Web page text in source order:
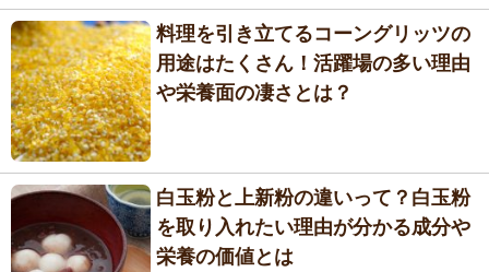
料理を引き立てるコーングリッツの
用途はたくさん！活躍場の多い理由
や栄養面の凄さとは？
白玉粉と上新粉の違いって？白玉粉
を取り入れたい理由が分かる成分や
栄養の価値とは